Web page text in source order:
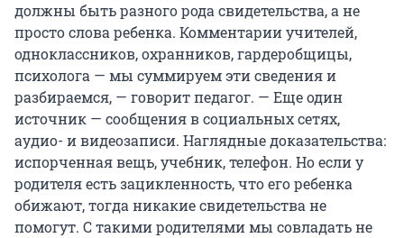
должны быть разного рода свидетельства, а не
просто слова ребенка. Комментарии учителей,
одноклассников, охранников, гардеробщицы,
психолога — мы суммируем эти сведения и
разбираемся, — говорит педагог. — Еще один
источник — сообщения в социальных сетях,
аудио- и видеозаписи. Наглядные доказательства:
испорченная вещь, учебник, телефон. Но если у
родителя есть зацикленность, что его ребенка
обижают, тогда никакие свидетельства не
помогут. С такими родителями мы совладать не